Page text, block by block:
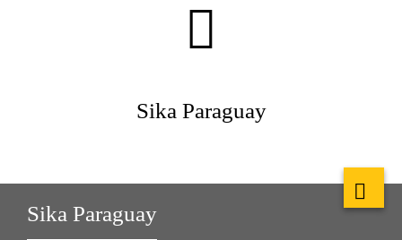
Sika Paraguay
Sika Paraguay